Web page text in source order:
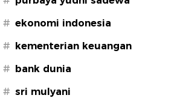
# ekonomi indonesia
# kementerian keuangan
# bank dunia
# sri mulyani